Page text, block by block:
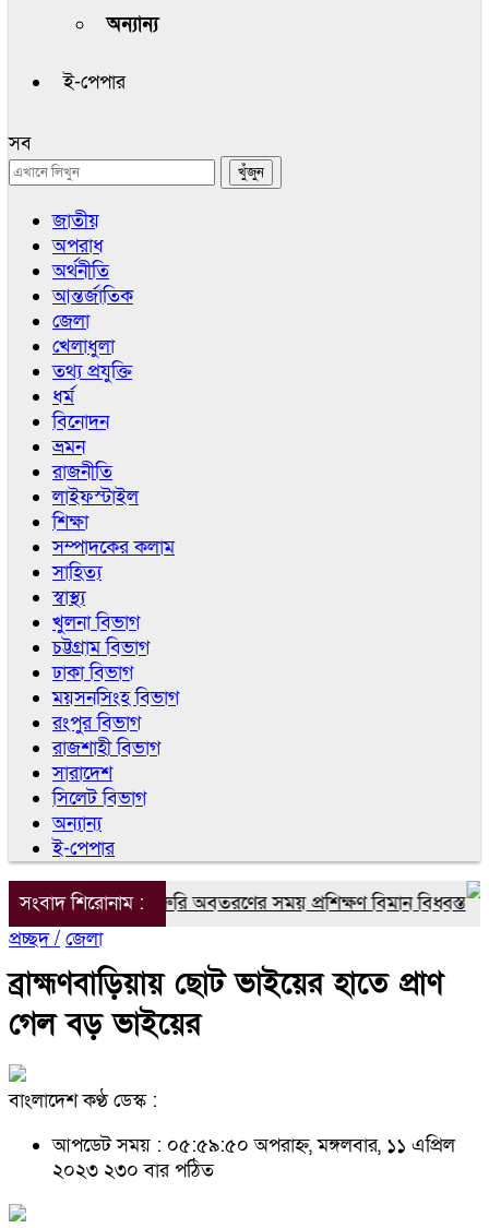
অন্যান্য
ই-পেপার
সব
জাতীয়
অপরাধ
অর্থনীতি
আন্তর্জাতিক
জেলা
খেলাধুলা
তথ্য প্রযুক্তি
ধর্ম
বিনোদন
ভ্রমন
রাজনীতি
লাইফস্টাইল
শিক্ষা
সম্পাদকের কলাম
সাহিত্য
স্বাস্থ্য
খুলনা বিভাগ
চট্টগ্রাম বিভাগ
ঢাকা বিভাগ
ময়সনসিংহ বিভাগ
রংপুর বিভাগ
রাজশাহী বিভাগ
সারাদেশ
সিলেট বিভাগ
অন্যান্য
ই-পেপার
সংবাদ শিরোনাম :
পুনেতে জরুরি অবতরণের সময় প্রশিক্ষণ বিমান বিধ্বস্ত
প্রচ্ছদ / জেলা
ব্রাহ্মণবাড়িয়ায় ছোট ভাইয়ের হাতে প্রাণ
গেল বড় ভাইয়ের
বাংলাদেশ কণ্ঠ ডেস্ক :
আপডেট সময় : ০৫:৫৯:৫০ অপরাহ্ন, মঙ্গলবার, ১১ এপ্রিল
২০২৩ ২৩০ বার পঠিত